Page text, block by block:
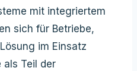
mit integriertem
sich für Betriebe,
im Einsatz
als Teil der